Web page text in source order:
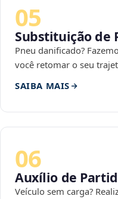
05
Substituição de
Pneu danificado?
você retomar o seu
SAIBA MAIS
06
Auxílio de
Veículo sem carga?